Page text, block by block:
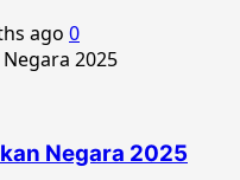
ago 0
Negara 2025